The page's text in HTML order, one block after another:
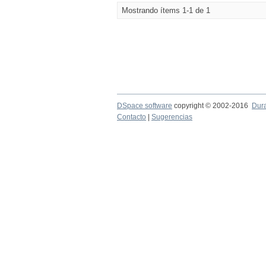
Mostrando ítems 1-1 de 1
DSpace software copyright © 2002-2016
Contacto
Sugerencias